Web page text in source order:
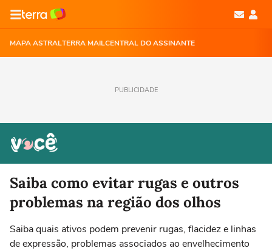
MAPA ASTRALTERRA MAILCENTRAL DO ASSINANTE
PUBLICIDADE
Saiba como evitar rugas e outros
problemas na região dos olhos
Saiba quais ativos podem prevenir rugas, flacidez e linhas
de expressão, problemas associados ao envelhecimento